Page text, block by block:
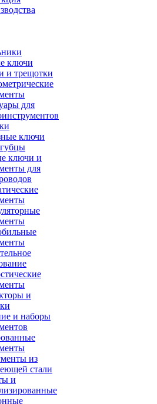
ключи
и трещотки
для
ключи
ключи и
для
и
и наборы
из
стали
и